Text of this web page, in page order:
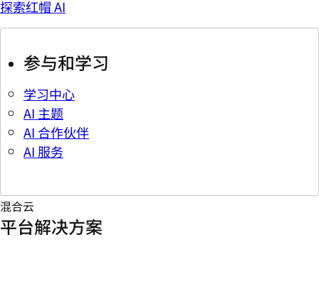
探索红帽 AI
参与和学习
学习中心
AI 主题
AI 合作伙伴
AI 服务
混合云
平台解决方案